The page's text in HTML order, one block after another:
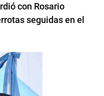
con Rosario
seguidas en el